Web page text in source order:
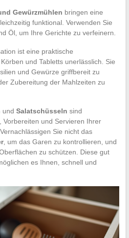
Gewürzmühlen bringen eine
funktional. Verwenden Sie
Öl, um Ihre Gerichte zu verfeinern.
ist eine praktische
und Tabletts unerlässlich. Sie
und Gewürze griffbereit zu
Zubereitung der Mahlzeiten zu
und Salatschüsseln sind
Vorbereiten und Servieren Ihrer
Sie nicht das
, um das Garen zu kontrollieren, und
zu schützen. Diese gut
es Ihnen, schnell und